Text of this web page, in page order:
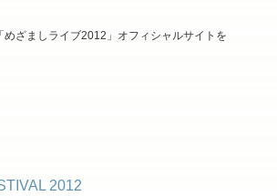
ざましライブ2012」オフィシャルサイトを
2012